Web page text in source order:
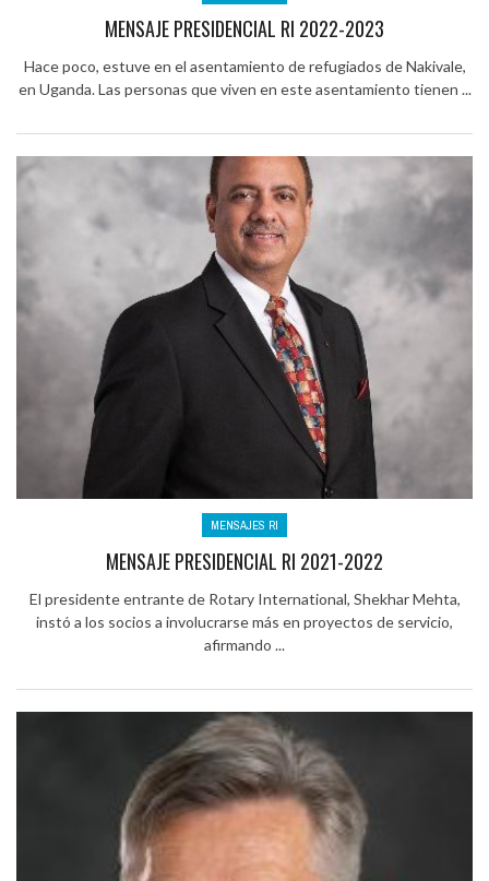
MENSAJE PRESIDENCIAL RI 2022-2023
Hace poco, estuve en el asentamiento de refugiados de Nakivale,
en Uganda. Las personas que viven en este asentamiento tienen ...
MENSAJES RI
MENSAJE PRESIDENCIAL RI 2021-2022
El presidente entrante de Rotary International, Shekhar Mehta,
instó a los socios a involucrarse más en proyectos de servicio,
afirmando ...